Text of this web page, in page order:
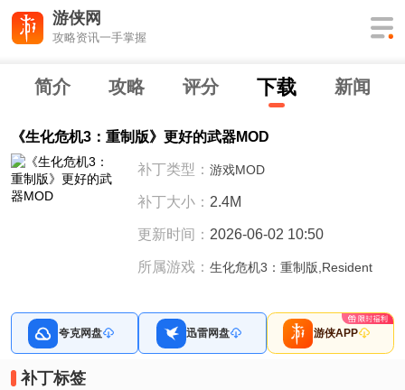
游侠网
攻略资讯一手掌握
简介 攻略 评分 下载 新闻
《生化危机3：重制版》更好的武器MOD
补丁类型：游戏MOD
补丁大小： 2.4M
更新时间： 2026-06-02 10:50
所属游戏：生化危机3：重制版,Resident
夸克网盘 迅雷网盘 游侠APP
补丁标签